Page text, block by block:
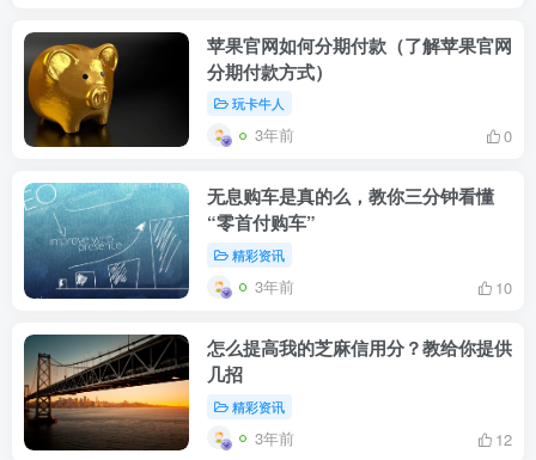
能关闭不可参加。订单支付仅指支付成功
的交易，交易失败、未付款、退款交易无
过“e生活plus”微信小程序的工银信用卡持
卡人参与。（未绑卡客户需先完成e生活
小程序绑卡，已绑卡片需为能够正常消费
使用的工银信用卡）
9.如被微信风控判定为风险客户或有恶意
套现被封禁过的历史，可能会导致不予享
苹果官网如何分期付款（了解苹果官网
分期付款方式）
玩卡牛人
3年前 0
无息购车是真的么，教你三分钟看懂
“零首付购车”
精彩资讯
3年前 10
怎么提高我的芝麻信用分？教给你提供
几招
精彩资讯
3年前 12